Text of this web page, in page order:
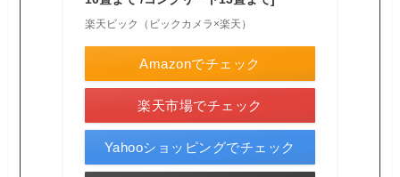
楽天ビック（ビックカメラ×楽天）
Amazonでチェック
楽天市場でチェック
Yahooショッピングでチェック